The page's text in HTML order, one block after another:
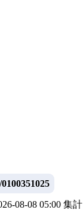
08-08 05:00 集計